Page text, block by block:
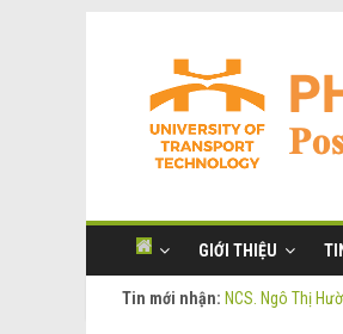
GIỚI THIỆU
Tin mới nhận: NCS. Ngô Thị